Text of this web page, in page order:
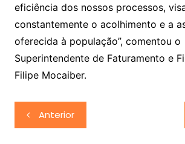
eficiência dos nossos processos,
constantemente o acolhimento e a
oferecida à população”, comentou o
Superintendente de Faturamento e
Filipe Mocaiber.
Navegação
de
Anterior